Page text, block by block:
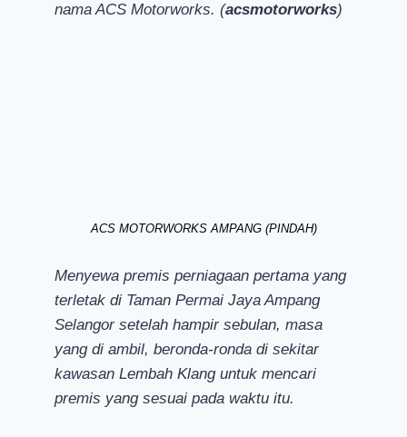
nama ACS Motorworks. (acsmotorworks)
ACS MOTORWORKS AMPANG (PINDAH)
Menyewa premis perniagaan pertama yang
terletak di Taman Permai Jaya Ampang
Selangor setelah hampir sebulan, masa
yang di ambil, beronda-ronda di sekitar
kawasan Lembah Klang untuk mencari
premis yang sesuai pada waktu itu.